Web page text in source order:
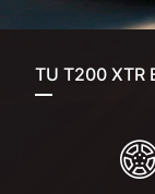
TU T200 XTR